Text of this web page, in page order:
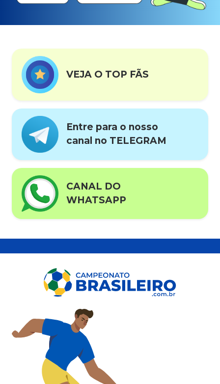
VEJA O TOP FÃS
Entre para o nosso
canal no TELEGRAM
CANAL DO
WHATSAPP